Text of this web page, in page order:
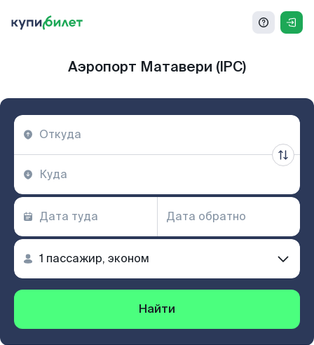
Аэропорт Матавери (IPC)
Найти